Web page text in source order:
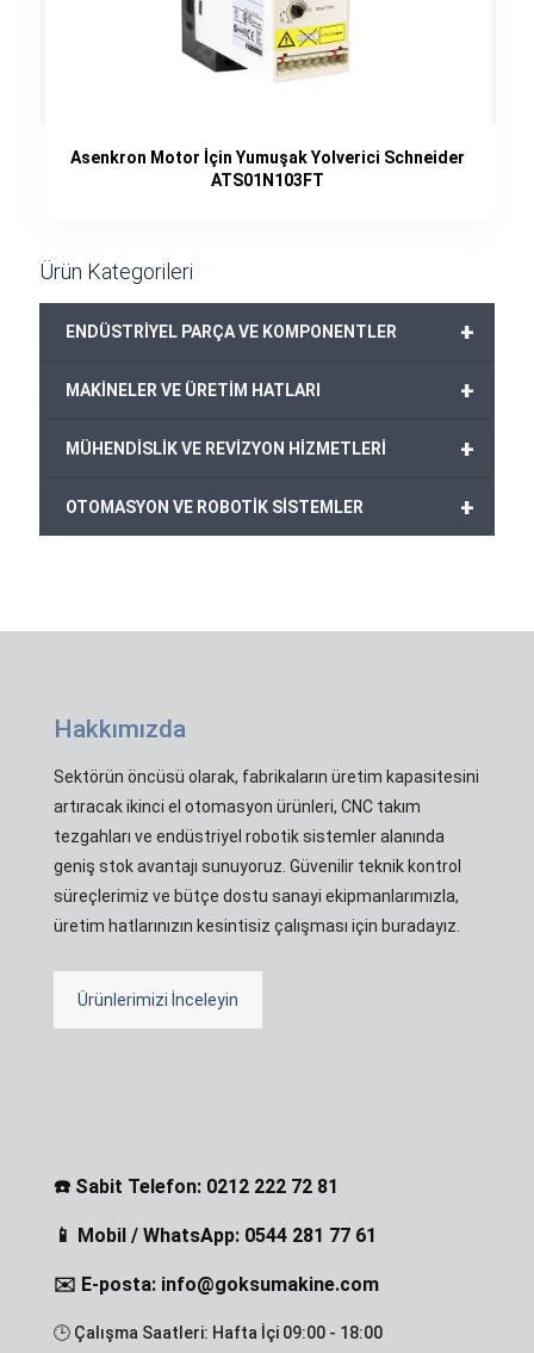
Asenkron Motor İçin Yumuşak Yolverici Schneider
ATS01N103FT
Ürün Kategorileri
+
ENDÜSTRİYEL PARÇA VE KOMPONENTLER
+
MAKİNELER VE ÜRETİM HATLARI
+
MÜHENDİSLİK VE REVİZYON HİZMETLERİ
+
OTOMASYON VE ROBOTİK SİSTEMLER
Hakkımızda
Sektörün öncüsü olarak, fabrikaların üretim kapasitesini
artıracak ikinci el otomasyon ürünleri, CNC takım
tezgahları ve endüstriyel robotik sistemler alanında
geniş stok avantajı sunuyoruz. Güvenilir teknik kontrol
süreçlerimiz ve bütçe dostu sanayi ekipmanlarımızla,
üretim hatlarınızın kesintisiz çalışması için buradayız.
Ürünlerimizi İnceleyin
☎️ Sabit Telefon: 0212 222 72 81
📱 Mobil / WhatsApp: 0544 281 77 61
✉️ E-posta: info@goksumakine.com
🕒 Çalışma Saatleri: Hafta İçi 09:00 - 18:00